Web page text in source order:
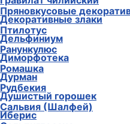
Пряновкусовые
Птилотус
Ранункулюс
Ромашка
Рудбекия
Сальвия (Шалфей)
Декоративные злаки
Дельфиниум
Диморфотека
Дурман
Душистый горошек
Иберис